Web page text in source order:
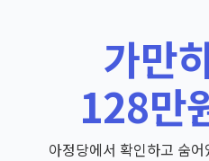
가만
128만
아정당에서 확인하고 숨